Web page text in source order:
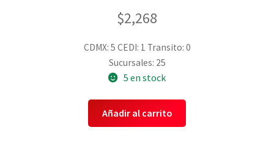
$2,268
CDMX: 5 CEDI: 1 Transito: 0
Sucursales: 25
5 en stock
Añadir al carrito